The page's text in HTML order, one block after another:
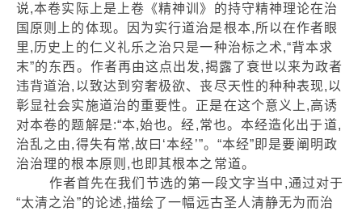
说,本卷实际上是上卷《精神训》的持守精神理论在治
国原则上的体现。因为实行道治是根本,所以在作者眼
里,历史上的仁义礼乐之治只是一种治标之术,“背本求
末”的东西。作者再由这点出发,揭露了衰世以来为政者
违背道治,以致达到穷奢极欲、丧尽天性的种种表现,以
彰显社会实施道治的重要性。正是在这个意义上,高诱
对本卷的题解是:“本,始也。经,常也。本经造化出于道,
治乱之由,得失有常,故曰‘本经’”。“本经”即是要阐明政
治治理的根本原则,也即其根本之常道。
作者首先在我们节选的第一段文字当中,通过对于
“太清之治”的论述,描绘了一幅远古圣人清静无为而治